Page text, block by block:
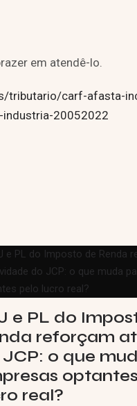
em atendê-lo.
tributario/carf-afasta-
20052022
e PL do
reforçam
o que
real?